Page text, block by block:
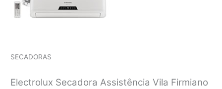
SECADORAS
Electrolux Secadora Assistência Vila Firmiano